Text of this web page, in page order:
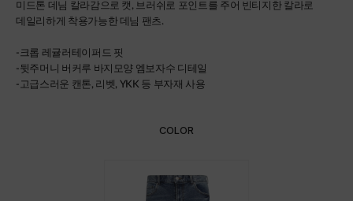
미드톤 데님 칼라감으로 캣, 브러쉬로 포인트를 주어 빈티지한 칼라로
데일리하게 착용가능한 데님 팬츠.
-크롭 레귤러테이퍼드 핏
-뒷주머니 버커루 바지모양 엠보자수 디테일
-고급스러운 캔톤, 리벳, YKK 등 부자재 사용
COLOR